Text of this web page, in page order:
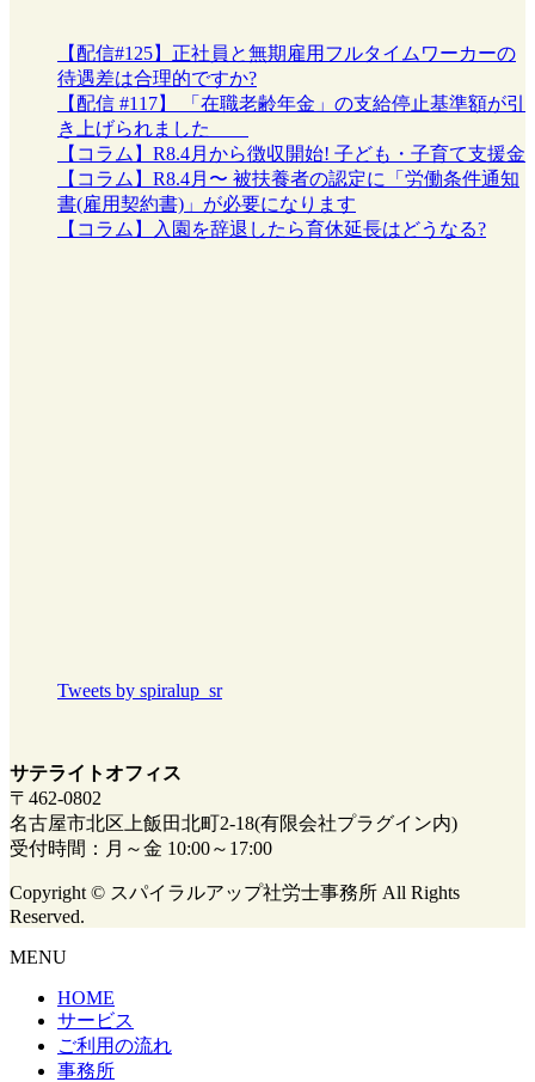
【配信#125】正社員と無期雇用フルタイムワーカーの
待遇差は合理的ですか?
【配信 #117】 「在職老齢年金」の支給停止基準額が引
き上げられました
【コラム】R8.4月から徴収開始! 子ども・子育て支援金
【コラム】R8.4月〜 被扶養者の認定に「労働条件通知
書(雇用契約書)」が必要になります
【コラム】入園を辞退したら育休延長はどうなる?
Tweets by spiralup_sr
サテライトオフィス
〒462-0802
名古屋市北区上飯田北町2-18(有限会社プラグイン内)
受付時間：月～金 10:00～17:00
Copyright © スパイラルアップ社労士事務所 All Rights
Reserved.
MENU
HOME
サービス
ご利用の流れ
事務所